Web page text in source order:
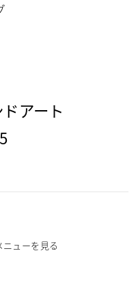
ドアート
ニューを見る